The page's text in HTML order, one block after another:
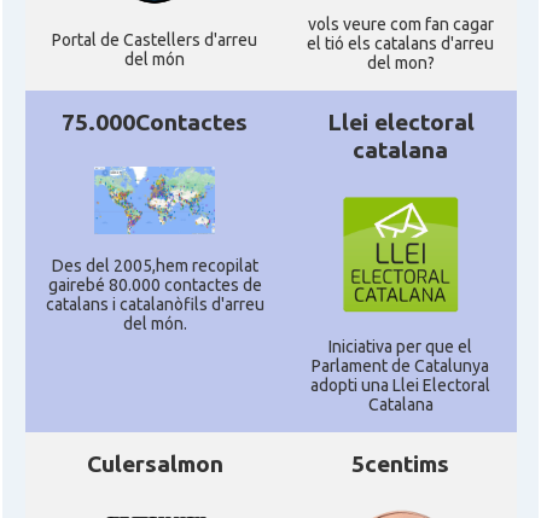
Portal de Castellers d'arreu
del món
vols veure com fan cagar
el tió els catalans d'arreu
del mon?
75.000Contactes
Des del 2005,hem recopilat
gairebé 80.000 contactes de
catalans i catalanòfils d'arreu
del món.
Llei electoral
catalana
Iniciativa per que el
Parlament de Catalunya
adopti una Llei Electoral
Catalana
Culersalmon 5centims